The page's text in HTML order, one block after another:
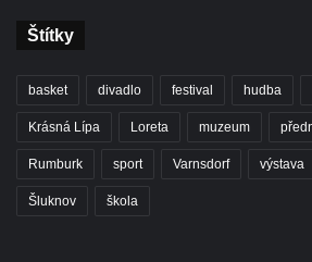
Štítky
basket divadlo festival hudba
Krásná Lípa Loreta muzeum
Rumburk sport Varnsdorf výstava
Šluknov škola